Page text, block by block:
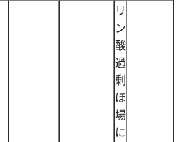
リ
ン
酸
過
剰
ほ
場
に